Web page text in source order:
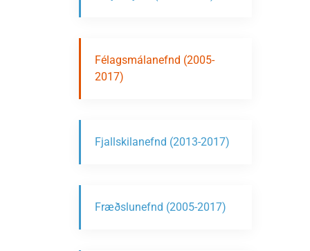
Félagsmálanefnd (2005-
2017)
Fjallskilanefnd (2013-2017)
Fræðslunefnd (2005-2017)